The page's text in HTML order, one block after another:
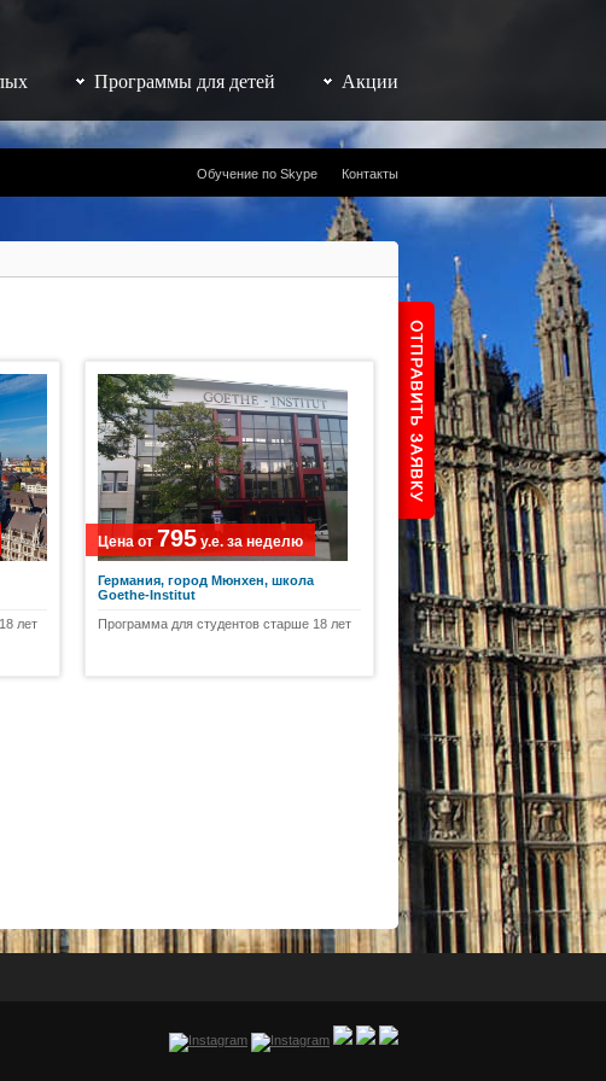
Контакты
Обучение по Skype
Акции
Программы для детей
лет
Цена от 795 у.е. за неделю
Германия, город Мюнхен, школа
Goethe-Institut
Программа для студентов старше 18 лет